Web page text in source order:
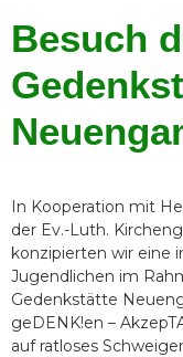
Besuch
In Kooperation mit
der Ev.-Luth.
konzipierten wir eine
Jugendlichen im
Gedenkstätte
geDENK!en –
auf ratloses